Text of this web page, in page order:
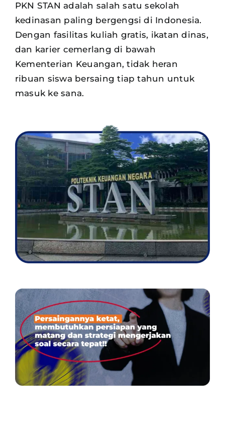
PKN STAN adalah salah satu sekolah
kedinasan paling bergengsi di Indonesia.
Dengan fasilitas kuliah gratis, ikatan dinas,
dan karier cemerlang di bawah
Kementerian Keuangan, tidak heran
ribuan siswa bersaing tiap tahun untuk
masuk ke sana.